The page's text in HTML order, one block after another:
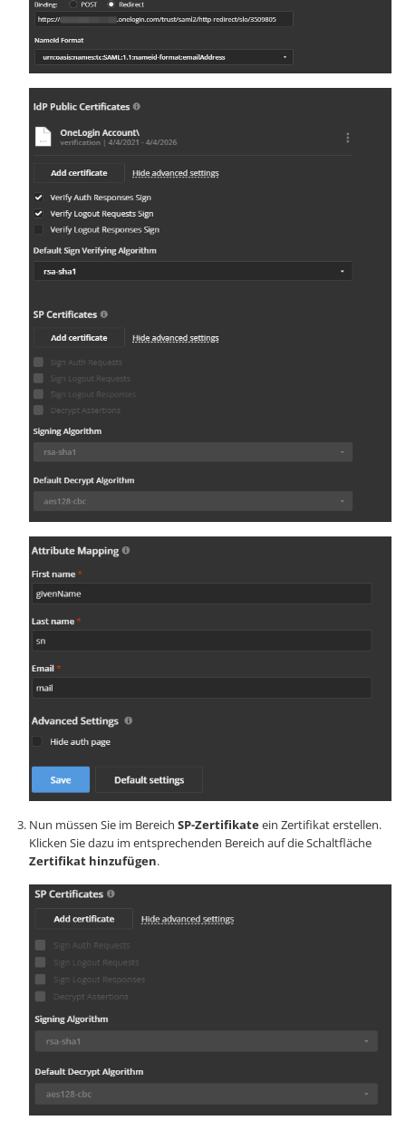
Nun müssen Sie im Bereich SP-Zertifikateein Zertifikat erstellen.
Klicken Sie dazu im entsprechenden Bereich auf die Schaltfläche
Zertifikat hinzufügen.